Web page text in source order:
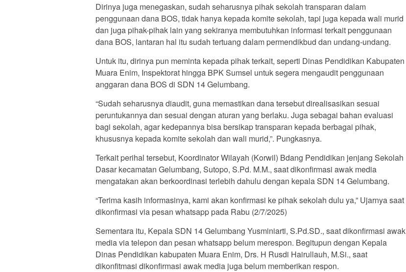
Dirinya juga menegaskan, sudah seharusnya pihak sekolah transparan dalam
penggunaan dana BOS, tidak hanya kepada komite sekolah, tapi juga kepada wali murid
dan juga pihak-pihak lain yang sekiranya membutuhkan informasi terkait penggunaan
dana BOS, lantaran hal itu sudah tertuang dalam permendikbud dan undang-undang.
Untuk itu, dirinya pun meminta kepada pihak terkait, seperti Dinas Pendidikan Kabupaten
Muara Enim, Inspektorat hingga BPK Sumsel untuk segera mengaudit penggunaan
anggaran dana BOS di SDN 14 Gelumbang.
“Sudah seharusnya diaudit, guna memastikan dana tersebut direalisasikan sesuai
peruntukannya dan sesuai dengan aturan yang berlaku. Juga sebagai bahan evaluasi
bagi sekolah, agar kedepannya bisa bersikap transparan kepada berbagai pihak,
khususnya kepada komite sekolah dan wali murid,”. Pungkasnya.
Terkait perihal tersebut, Koordinator Wilayah (Korwil) Bdang Pendidikan jenjang Sekolah
Dasar kecamatan Gelumbang, Sutopo, S.Pd. M.M., saat dikonfirmasi awak media
mengatakan akan berkoordinasi terlebih dahulu dengan kepala SDN 14 Gelumbang.
“Terima kasih informasinya, kami akan konfirmasi ke pihak sekolah dulu ya,” Ujarnya saat
dikonfirmasi via pesan whatsapp pada Rabu (2/7/2025)
Sementara itu, Kepala SDN 14 Gelumbang Yusminiarti, S.Pd.SD., saat dikonfirmasi awak
media via telepon dan pesan whatsapp belum merespon. Begitupun dengan Kepala
Dinas Pendidikan kabupaten Muara Enim, Drs. H Rusdi Hairullauh, M.Si., saat
dikonfitmasi dikonfirmasi awak media juga belum memberikan respon.